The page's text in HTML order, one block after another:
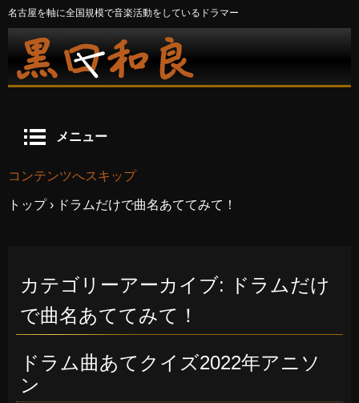
名古屋を軸に全国規模で音楽活動をしているドラマー
メニュー
コンテンツへスキップ
トップ › ドラムだけで曲名あててみて！
カテゴリーアーカイブ:
ドラムだけ
で曲名あててみて！
ドラム曲あてクイズ2022年アニソ
ン